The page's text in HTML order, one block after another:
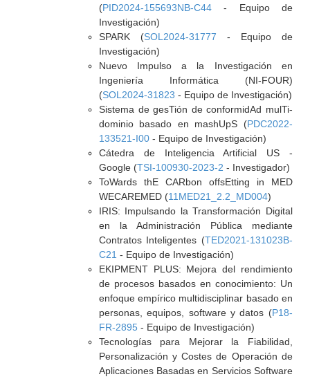
(PID2024-155693NB-C44- Equipo de
Investigación)
SPARK (SOL2024-31777 - Equipo de
Investigación)
Nuevo Impulso a la Investigación en
Ingeniería Informática (NI-FOUR)
(SOL2024-31823 - Equipo de Investigación)
Sistema de gesTión de conformidAd mulTi-
dominio basado en mashUpS (PDC2022-
133521-I00- Equipo de Investigación)
Cátedra de Inteligencia Artificial US -
Google (TSI-100930-2023-2 - Investigador)
ToWards thE CARbon offsEtting in MED
WECAREMED (11MED21_2.2_MD004)
IRIS: Impulsando la Transformación Digital
en la Administración Pública mediante
Contratos Inteligentes (TED2021-131023B-
C21 - Equipo de Investigación)
EKIPMENT PLUS: Mejora del rendimiento
de procesos basados en conocimiento: Un
enfoque empírico multidisciplinar basado en
personas, equipos, software y datos (P18-
FR-2895- Equipo de Investigación)
Tecnologías para Mejorar la Fiabilidad,
Personalización y Costes de Operación de
Aplicaciones Basadas en Servicios Software